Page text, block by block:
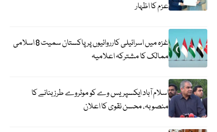
عزم کا اظہار
غزہ میں اسرائیلی کارروائیوں پر پاکستان سمیت 8 اسلامی
ممالک کا مشترکہ اعلامیہ
اسلام آباد ایکسپریس وے کو موٹروے طرز بنانے کا
منصوبہ، محسن نقوی کا اعلان